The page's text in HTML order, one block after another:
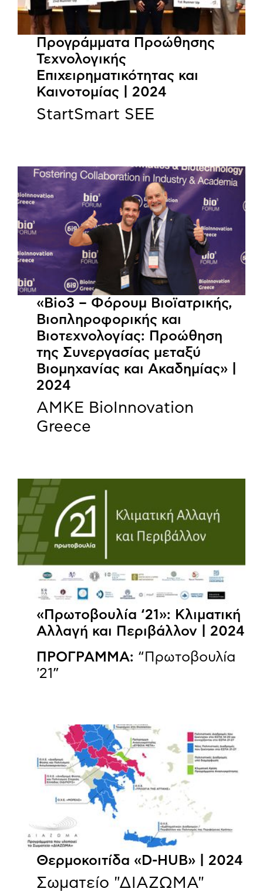
Προγράμματα Προώθησης
Τεχνολογικής
Επιχειρηματικότητας και
Καινοτομίας | 2024
StartSmart SEE
«Bio3 – Φόρουμ Βιοϊατρικής,
Βιοπληροφορικής και
Βιοτεχνολογίας: Προώθηση
της Συνεργασίας μεταξύ
Βιομηχανίας και Ακαδημίας» |
2024
ΑΜΚΕ BioInnovation
Greece
«Πρωτοβουλία ‘21»: Κλιματική
Αλλαγή και Περιβάλλον | 2024
ΠΡΟΓΡΑΜΜΑ: “Πρωτοβουλία
'21”
Θερμοκοιτίδα «D-HUB» | 2024
Σωματείο "ΔΙΑΖΩΜΑ"